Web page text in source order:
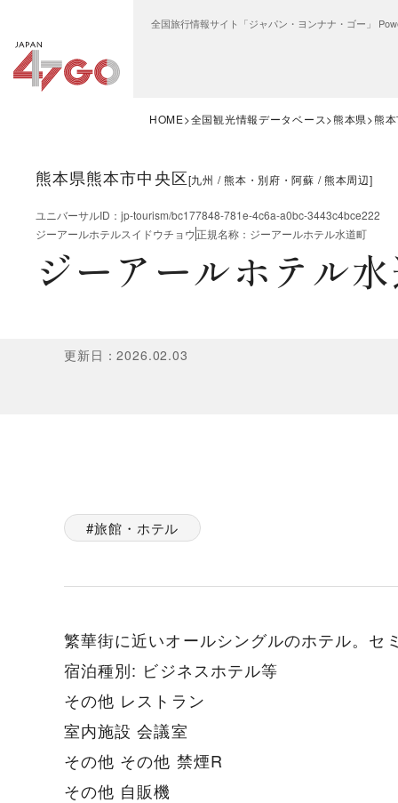
全国旅行情報サイト「ジャパン・ヨンナナ・ゴー」
HOME 全国観光情報データベース 熊本県 熊
熊本県熊本市中央区[九州 熊本・別府・阿蘇 熊本周辺]
ユニバーサルID ： jp-tourism/bc177848-781e-4c6a-a0bc-3443c4bce222
ジーアールホテルスイドウチョウ正規名称 ： ジーアールホテル水道町
ジーアールホテル
更新日 ：2026.02.03
旅館・ホテル
繁華街に近いオールシングルのホテル。
宿泊種別: ビジネスホテル等
その他 レストラン
室内施設 会議室
その他 その他 禁煙R
その他 自販機